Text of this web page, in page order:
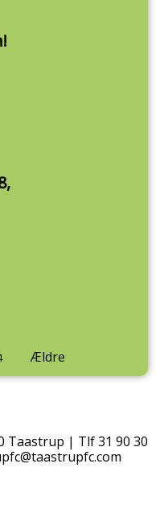
Ældre
Taastrup | Tlf 31 90 30